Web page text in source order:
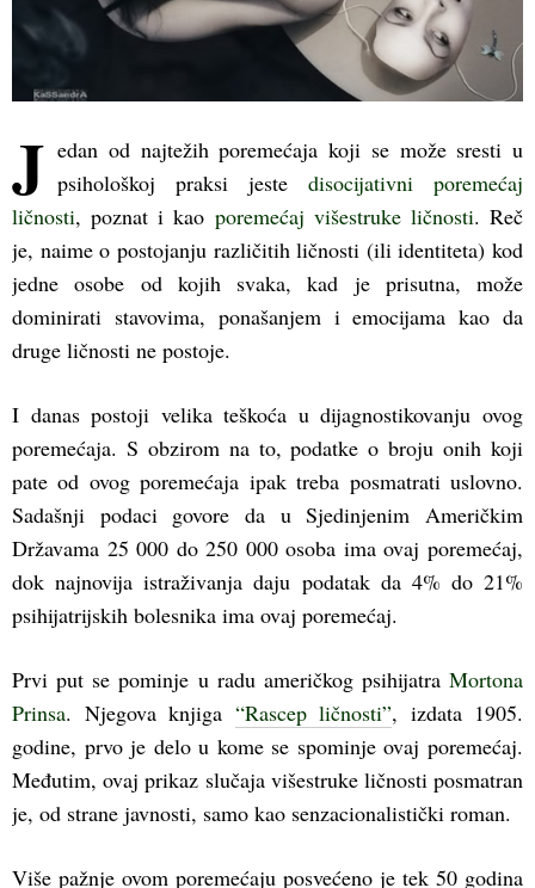
J edan od najtežih poremećaja koji se može sresti u
psihološkoj praksi jeste disocijativni poremećaj
ličnosti, poznat i kao poremećaj višestruke ličnosti. Reč
je, naime o postojanju različitih ličnosti (ili identiteta) kod
jedne osobe od kojih svaka, kad je prisutna, može
dominirati stavovima, ponašanjem i emocijama kao da
druge ličnosti ne postoje.
I danas postoji velika teškoća u dijagnostikovanju ovog
poremećaja. S obzirom na to, podatke o broju onih koji
pate od ovog poremećaja ipak treba posmatrati uslovno.
Sadašnji podaci govore da u Sjedinjenim Američkim
Državama 25 000 do 250 000 osoba ima ovaj poremećaj,
dok najnovija istraživanja daju podatak da 4% do 21%
psihijatrijskih bolesnika ima ovaj poremećaj.
Prvi put se pominje u radu američkog psihijatra Mortona
Prinsa. Njegova knjiga “Rascep ličnosti”, izdata 1905.
godine, prvo je delo u kome se spominje ovaj poremećaj.
Međutim, ovaj prikaz slučaja višestruke ličnosti posmatran
je, od strane javnosti, samo kao senzacionalistički roman.
Više pažnje ovom poremećaju posvećeno je tek 50 godina